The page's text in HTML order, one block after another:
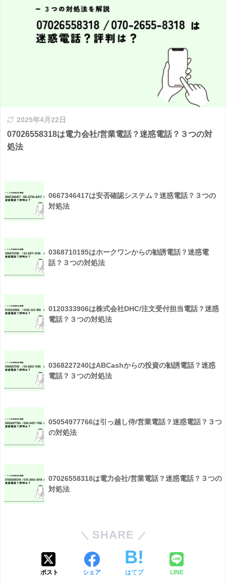
2025年4月22日
07026558318は電力会社/営業電話？迷惑電話？３つの対
処法
0667346417は安否確認システム？迷惑電話？３つの
対処法
0368710195はホークワンからの勧誘電話？迷惑電
話？３つの対処法
0120333906は株式会社DHC/注文受付担当電話？迷惑
電話？３つの対処法
0368227240はABCashからの投資の勧誘電話？迷惑
電話？３つの対処法
05054977766は引っ越し侍/営業電話？迷惑電話？３つ
の対処法
07026558318は電力会社/営業電話？迷惑電話？３つの
対処法
SHARE
ポスト シェア はてブ LINE